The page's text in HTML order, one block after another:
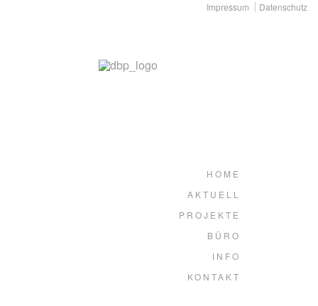
Impressum Datenschutz
HOME
AKTUELL
PROJEKTE
BÜRO
INFO
KONTAKT